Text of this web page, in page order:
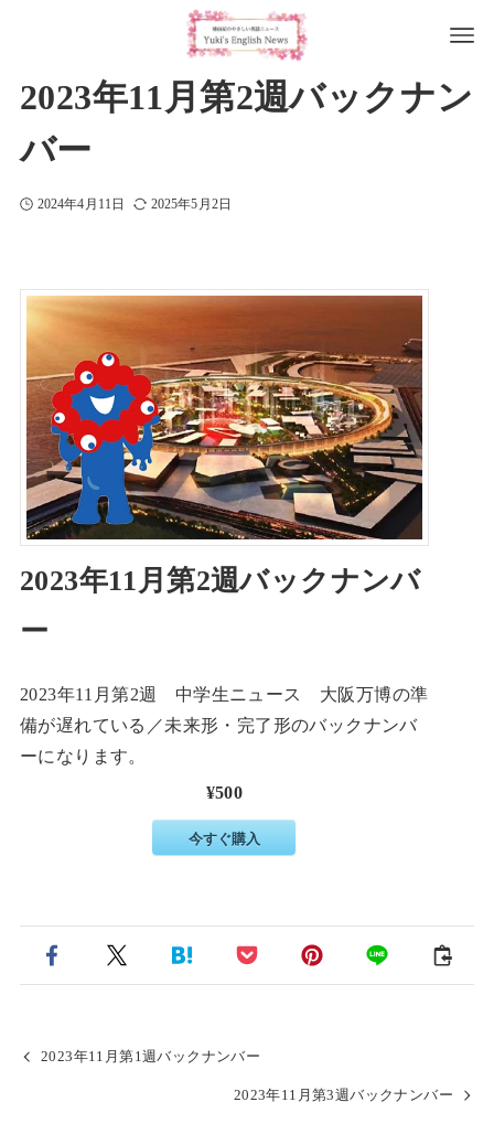
2023年11月第2週バックナン
バー
2024年4月11日 2025年5月2日
2023年11月第2週バックナンバ
ー
2023年11月第2週 中学生ニュース 大阪万博の準
備が遅れている／未来形・完了形のバックナンバ
ーになります。
¥500
今すぐ購入
2023年11月第1週バックナンバー
2023年11月第3週バックナンバー